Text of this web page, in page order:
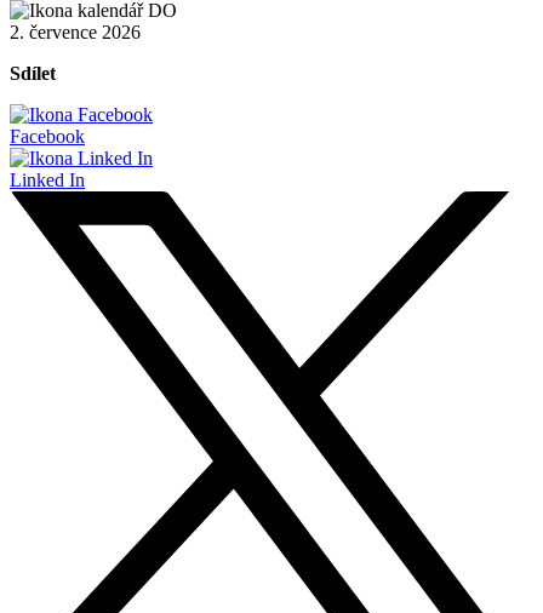
2. července 2026
Sdílet
Facebook
Linked In